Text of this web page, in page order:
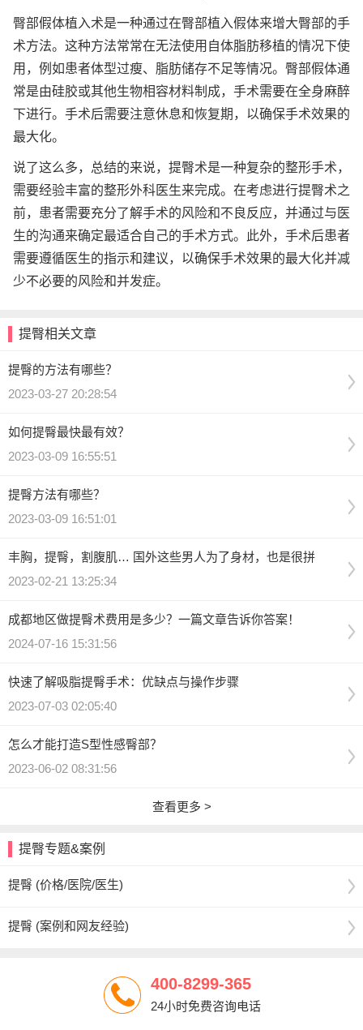
臀部假体植入术是一种通过在臀部植入假体来增大臀部的手
术方法。这种方法常常在无法使用自体脂肪移植的情况下使
用，例如患者体型过瘦、脂肪储存不足等情况。臀部假体通
常是由硅胶或其他生物相容材料制成，手术需要在全身麻醉
下进行。手术后需要注意休息和恢复期，以确保手术效果的
最大化。
说了这么多，总结的来说，提臀术是一种复杂的整形手术，
需要经验丰富的整形外科医生来完成。在考虑进行提臀术之
前，患者需要充分了解手术的风险和不良反应，并通过与医
生的沟通来确定最适合自己的手术方式。此外，手术后患者
需要遵循医生的指示和建议，以确保手术效果的最大化并减
少不必要的风险和并发症。
提臀相关文章
提臀的方法有哪些？
2023-03-27 20:28:54
如何提臀最快最有效？
2023-03-09 16:55:51
提臀方法有哪些？
2023-03-09 16:51:01
丰胸，提臀，割腹肌… 国外这些男人为了身材，也是很拼
2023-02-21 13:25:34
成都地区做提臀术费用是多少？一篇文章告诉你答案！
2024-07-16 15:31:56
快速了解吸脂提臀手术：优缺点与操作步骤
2023-07-03 02:05:40
怎么才能打造S型性感臀部？
2023-06-02 08:31:56
查看更多 >
提臀专题&案例
提臀 (价格/医院/医生)
提臀 (案例和网友经验)
400-8299-365
24小时免费咨询电话